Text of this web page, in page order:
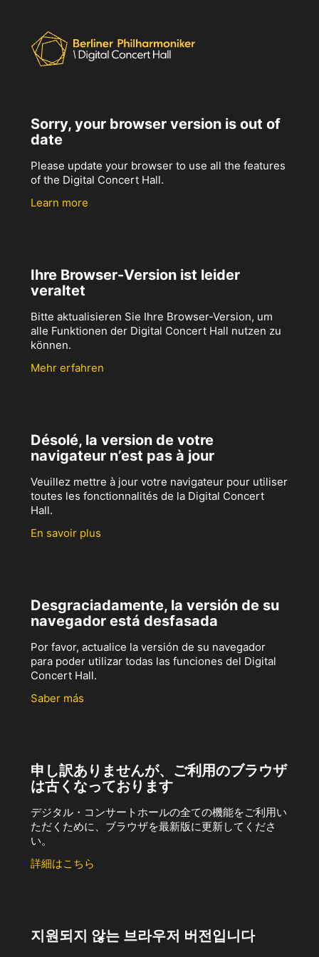
Sorry, your browser version is out of
date
Please update your browser to use all the features
of the Digital Concert Hall.
Learn more
Ihre Browser-Version ist leider
veraltet
Bitte aktualisieren Sie Ihre Browser-Version, um
alle Funktionen der Digital Concert Hall nutzen zu
können.
Mehr erfahren
Désolé, la version de votre
navigateur n’est pas à jour
Veuillez mettre à jour votre navigateur pour utiliser
toutes les fonctionnalités de la Digital Concert
Hall.
En savoir plus
Desgraciadamente, la versión de su
navegador está desfasada
Por favor, actualice la versión de su navegador
para poder utilizar todas las funciones del Digital
Concert Hall.
Saber más
申し訳ありませんが、ご利用のブラウザ
は古くなっております
デジタル・コンサートホールの全ての機能をご利用い
ただくために、ブラウザを最新版に更新してくださ
い。
詳細はこちら
지원되지 않는 브라우저 버전입니다